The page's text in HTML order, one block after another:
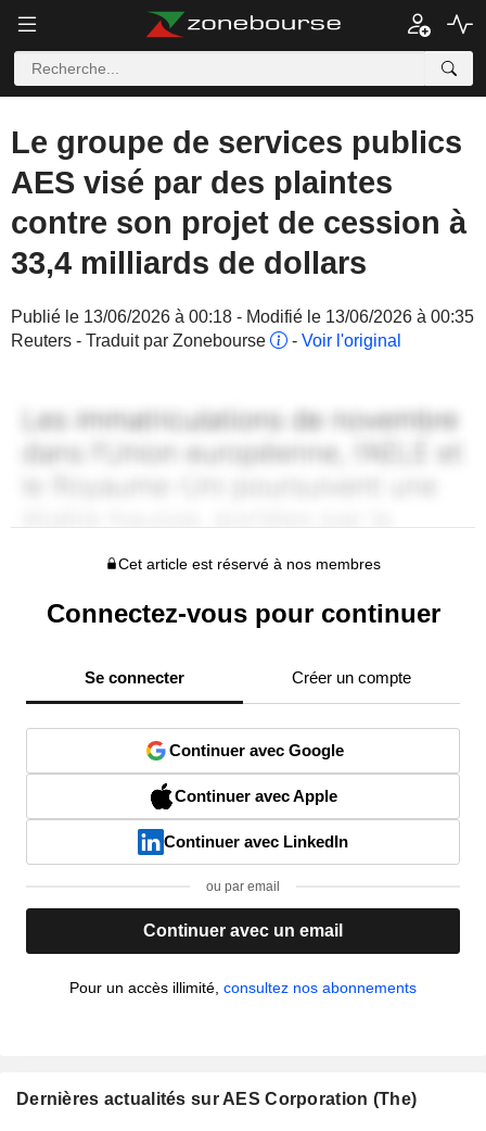
Le groupe de services publics
AES visé par des plaintes
contre son projet de cession à
33,4 milliards de dollars
Publié le 13/06/2026 à 00:18 - Modifié le 13/06/2026 à 00:35
Reuters - Traduit par Zonebourse
- Voir l'original
Cet article est réservé à nos membres
Connectez-vous pour continuer
Se connecter Créer un compte
Continuer avec Google
Continuer avec Apple
Continuer avec LinkedIn
ou par email
Continuer avec un email
Pour un accès illimité, consultez nos abonnements
Dernières actualités sur AES Corporation (The)